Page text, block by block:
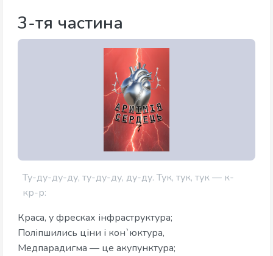
3-тя частина
Ту-ду-ду-ду, ту-ду-ду, ду-ду. Тук, тук, тук — к-
кр-р:
Краса, у фресках інфраструктура;
Поліпшились ціни і кон`юктура,
Медпарадигма — це акупунктура;